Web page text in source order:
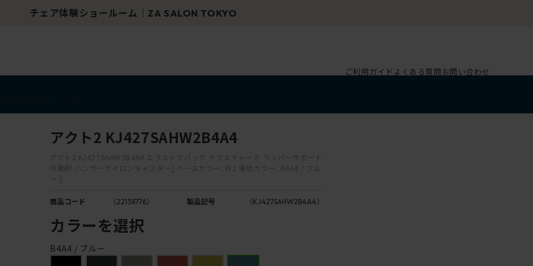
チェア体験ショールーム｜ZA SALON TOKYO
ご利用ガイド よくある質問お問い合わせ
アクト2 KJ427SAHW2B4A4
アクト2 KJ427SAHW2B4A4 エラストマバック テクスチャード ランバーサポート
可動肘 ハンガーナイロンキャスター[ ベースカラー: W2 張地カラー: B4A4 / ブル
ー ]
商品コード （22138776） 製品記号 （KJ427SAHW2B4A4）
カラーを選択
B4A4 / ブルー